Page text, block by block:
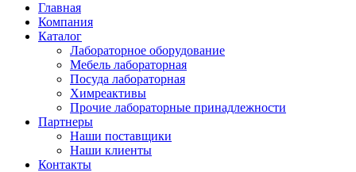
Главная
Компания
Каталог
Лабораторное оборудование
Мебель лабораторная
Посуда лабораторная
Химреактивы
Прочие лабораторные принадлежности
Партнеры
Наши поставщики
Наши клиенты
Контакты